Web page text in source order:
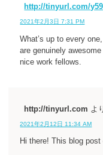
http://tinyurl.com/
2021年2月3日 7:31 PM
What’s up to every
are genuinely
nice work fellows.
http://tinyurl.com よ
2021年2月12日 11:34 AM
Hi there! This blog